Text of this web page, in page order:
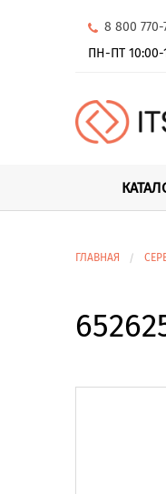
8 800 770-
ПН-ПТ 10:00-
ГЛАВНАЯ